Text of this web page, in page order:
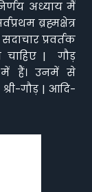
अध्याय मैं
ब्रह्मक्षेत्र
प्रवर्तक
चाहिए | गौड़
में हैं। उनमें से
गौड़ | आदि-